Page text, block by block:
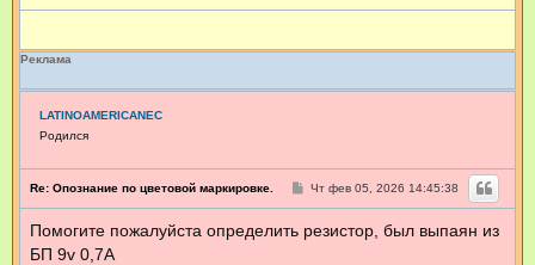
и
Реклама
LATINOAMERICANEC
Родился
Re: Опознание по цветовой маркировке.
С
б
щ
Чт фев 05, 2026 14:45:38
Помогите пожалуйста определить резистор, был выпаян из
БП 9v 0,7А